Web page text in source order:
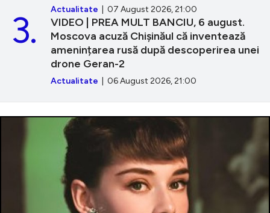
Actualitate | 07 August 2026, 21:00
VIDEO | PREA MULT BANCIU, 6 august.
Moscova acuză Chișinăul că inventează
amenințarea rusă după descoperirea unei
drone Geran-2
Actualitate | 06 August 2026, 21:00
3.